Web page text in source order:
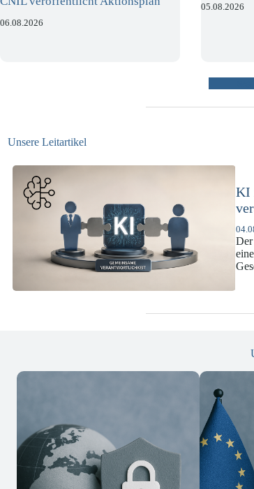
06.08.2026
05.08.2026
Unsere Leitartikel
Die